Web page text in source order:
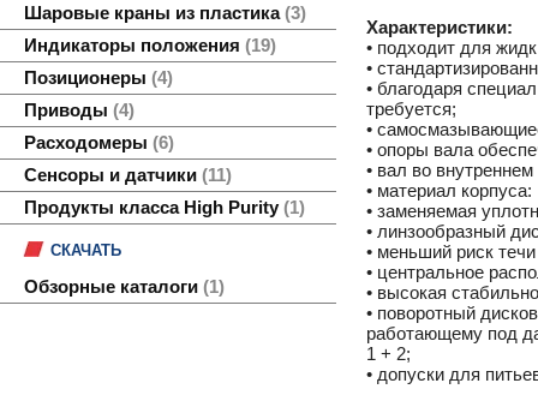
Шаровые краны из пластика 3
Индикаторы положения
19
Позиционеры
4
Приводы
4
Расходомеры
6
Сенсоры и датчики
11
Продукты класса High Purity
1
СКАЧАТЬ
Обзорные каталоги 1
Характеристики:
• подходит для
•
• благодаря
требуется;
•
• опоры вала
• вал во
• материал
• заменяемая
• линзообразный
• меньший риск
• центральное
• высокая
• поворотный
работающему под
1 + 2;
• допуски для